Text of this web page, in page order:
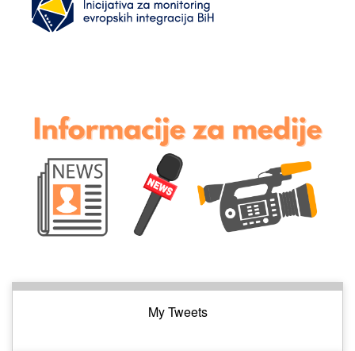
My Tweets